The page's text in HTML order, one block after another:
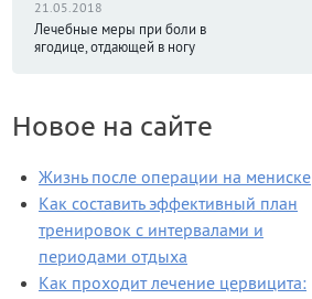
21.05.2018
Лечебные меры при боли в
ягодице, отдающей в ногу
Новое на сайте
Жизнь после операции на мениске
Как составить эффективный план
тренировок с интервалами и
периодами отдыха
Как проходит лечение цервицита: